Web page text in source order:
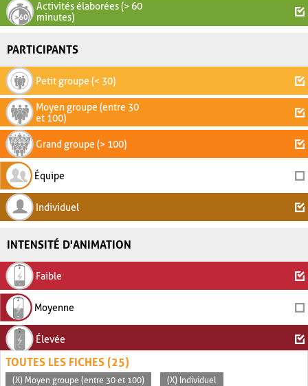
Activités élaborées (> 60
minutes)
PARTICIPANTS
Petit groupe (< 30)
Moyen groupe (entre 30
et 100)
Grand groupe (> 100)
Équipe
Individuel
INTENSITÉ D'ANIMATION
Faible
Moyenne
Élevée
TOUTES LES FICHES (25)
(X) Moyen groupe (entre 30 et 100) (X) Individuel